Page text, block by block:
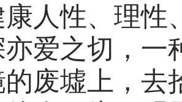
人性、理性
爱之切，一
的废墟上，去